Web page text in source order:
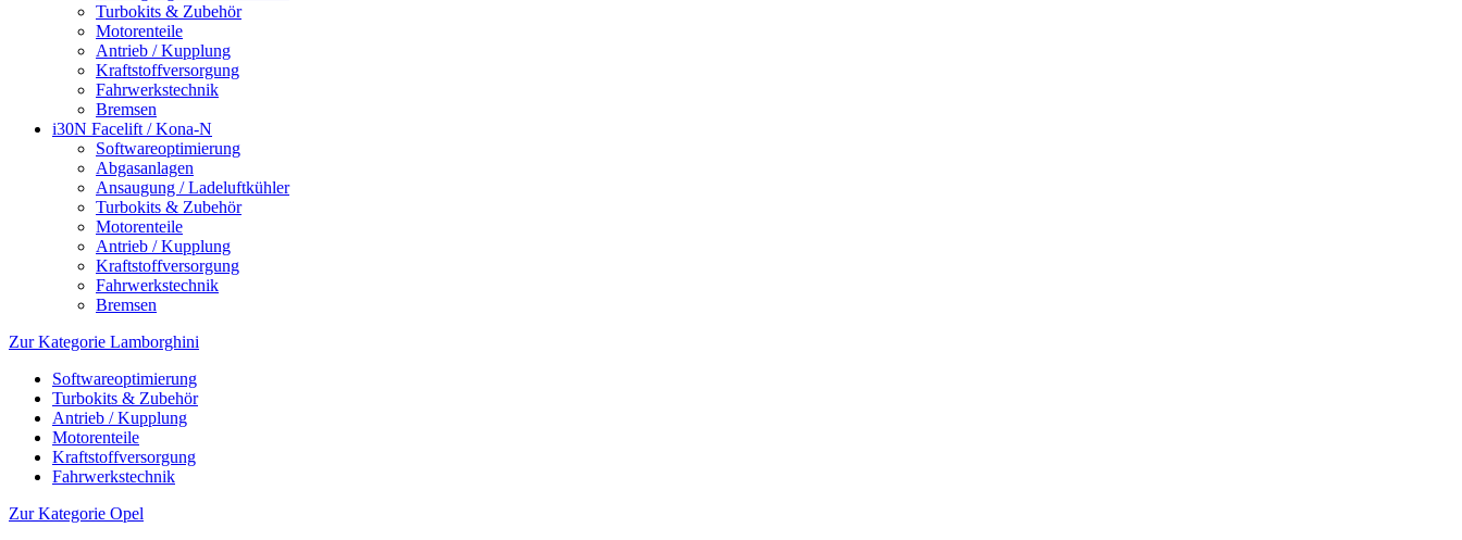
Turbokits & Zubehör
Motorenteile
Antrieb / Kupplung
Kraftstoffversorgung
Fahrwerkstechnik
Bremsen
i30N Facelift / Kona-N
Softwareoptimierung
Abgasanlagen
Ansaugung / Ladeluftkühler
Turbokits & Zubehör
Motorenteile
Antrieb / Kupplung
Kraftstoffversorgung
Fahrwerkstechnik
Bremsen
Zur Kategorie Lamborghini
Softwareoptimierung
Turbokits & Zubehör
Antrieb / Kupplung
Motorenteile
Kraftstoffversorgung
Fahrwerkstechnik
Zur Kategorie Opel